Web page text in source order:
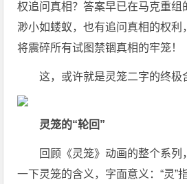
权追问真相？答案早已在马克重组
渺小如蝼蚁，也有追问真相的权利
将震碎所有试图禁锢真相的牢笼！
这，或许就是灵笼二字的终极
灵笼的“轮回”
回顾《灵笼》动画的整个系列
一下灵笼的含义，字面意义：“灵”